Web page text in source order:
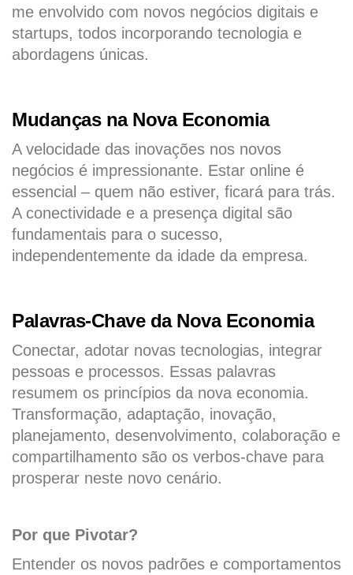
me envolvido com novos negócios digitais e
startups, todos incorporando tecnologia e
abordagens únicas.
Mudanças na Nova Economia
A velocidade das inovações nos novos
negócios é impressionante. Estar online é
essencial – quem não estiver, ficará para trás.
A conectividade e a presença digital são
fundamentais para o sucesso,
independentemente da idade da empresa.
Palavras-Chave da Nova Economia
Conectar, adotar novas tecnologias, integrar
pessoas e processos. Essas palavras
resumem os princípios da nova economia.
Transformação, adaptação, inovação,
planejamento, desenvolvimento, colaboração e
compartilhamento são os verbos-chave para
prosperar neste novo cenário.
Por que Pivotar?
Entender os novos padrões e comportamentos